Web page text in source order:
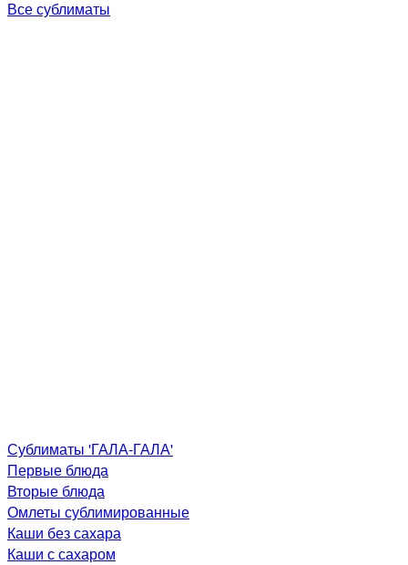
Все сублиматы
Сублиматы 'ГАЛА-ГАЛА'
Первые блюда
Вторые блюда
Омлеты сублимированные
Каши без сахара
Каши с сахаром